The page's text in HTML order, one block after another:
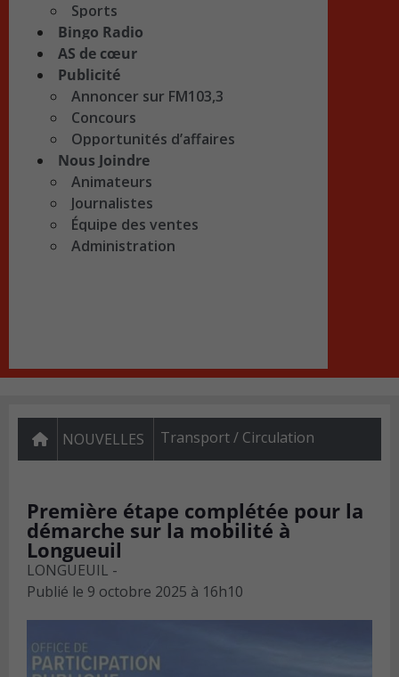
Sports
Bingo Radio
AS de cœur
Publicité
Annoncer sur FM103,3
Concours
Opportunités d’affaires
Nous Joindre
Animateurs
Journalistes
Équipe des ventes
Administration
NOUVELLES Transport / Circulation
Première étape complétée pour la
démarche sur la mobilité à
Longueuil
LONGUEUIL -
Publié le 9 octobre 2025 à 16h10